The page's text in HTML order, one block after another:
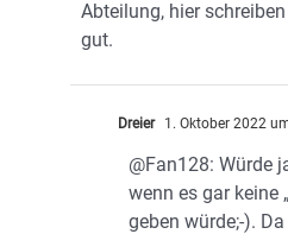
Abteilung, hier
gut.
Dreier 1. Oktober 2022
@Fan128: Würde
wenn es gar keine
geben würde;-).